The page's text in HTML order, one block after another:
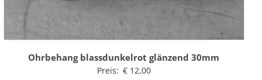
Ohrbehang blassdunkelrot glänzend 30mm
Preis: €12,00